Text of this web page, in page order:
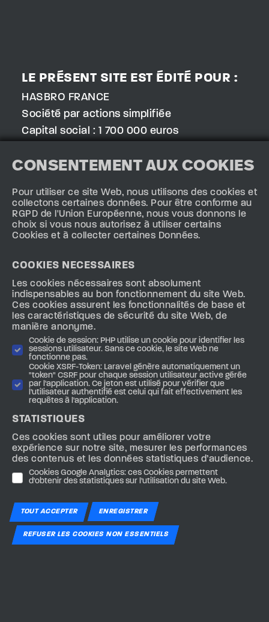
LE PRÉSENT SITE EST ÉDITÉ POUR :
HASBRO FRANCE
Société par actions simplifiée
Capital social : 1 700 000 euros
n°746220623
FR45 746 220 623
Siège social : SAVOIE TECHNOLAC, 73370
LE-BOURGET-DU-LAC
N° de téléphone : 04 79 96 48 48
Directeur de la publication : Elodie Druhen
HÉBERGEMENT DU SITE :
L’hébergeur du site tournoi-beyblade.fr est la
Société O2 switch, dont le siège social est
situé au : 222-224 Boulevard Gustave
Flaubert 63000 Clermont-Ferrand.
SARL o2switch au capital de 7 500€
RCS : Clermont-Ferrand – SIRET : 510 909
80700016 – TVA : FR35510909807
La marque o2switch est déposée INPI sous
le numéro 09 3 645 729.
http://www.o2switch.fr/
CONCEPTION DU SITE :
ENO EVENTS
SAS, RCS PARIS 909403933, adresse : 2
route de Gisy / Burospace / Bâtiment 2 /
91570 Bièvres
CONSENTEMENT AUX COOKIES
Pour utiliser ce site Web, nous utilisons des cookies et
collectons certaines données. Pour être conforme au
RGPD de l'Union Européenne, nous vous donnons le
choix si vous nous autorisez à utiliser certains
Cookies et à collecter certaines Données.
COOKIES NECESSAIRES
Les cookies nécessaires sont absolument
indispensables au bon fonctionnement du site Web.
Ces cookies assurent les fonctionnalités de base et
les caractéristiques de sécurité du site Web, de
manière anonyme.
Cookie de session: PHP utilise un cookie pour identifier les
sessions utilisateur. Sans ce cookie, le site Web ne
fonctionne pas.
Cookie XSRF-Token: Laravel génère automatiquement un
"token" CSRF pour chaque session utilisateur active gérée
par l'application. Ce jeton est utilisé pour vérifier que
l'utilisateur authentifié est celui qui fait effectivement les
requêtes à l'application.
STATISTIQUES
Ces cookies sont utiles pour améliorer votre
expérience sur notre site, mesurer les performances
des contenus et les données statistiques d’audience.
Cookies Google Analytics: ces Cookies permettent
d'obtenir des statistiques sur l'utilisation du site Web.
TOUT ACCEPTER ENREGISTRER
REFUSER LES COOKIES NON ESSENTIELS